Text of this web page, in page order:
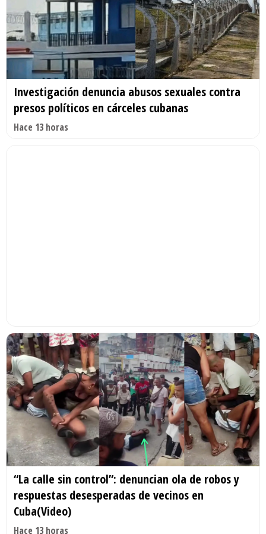
Investigación denuncia abusos sexuales contra
presos políticos en cárceles cubanas
Hace 13 horas
“La calle sin control”: denuncian ola de robos y
respuestas desesperadas de vecinos en
Cuba(Video)
Hace 13 horas